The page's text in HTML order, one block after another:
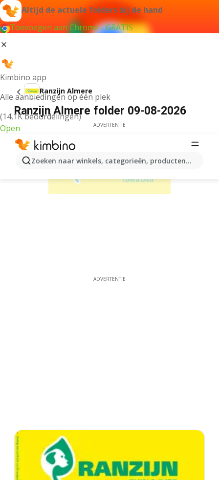
Altijd de actuele folders bij de hand
Toevoegen aan Chrome - GRATIS
Kimbino app
Alle aanbiedingen op één plek
(14,1K beoordelingen)
Open
Zoeken naar winkels, categorieën, producten...
Ranzijn Almere
Ranzijn Almere folder 09-08-2026
ADVERTENTIE
ADVERTENTIE